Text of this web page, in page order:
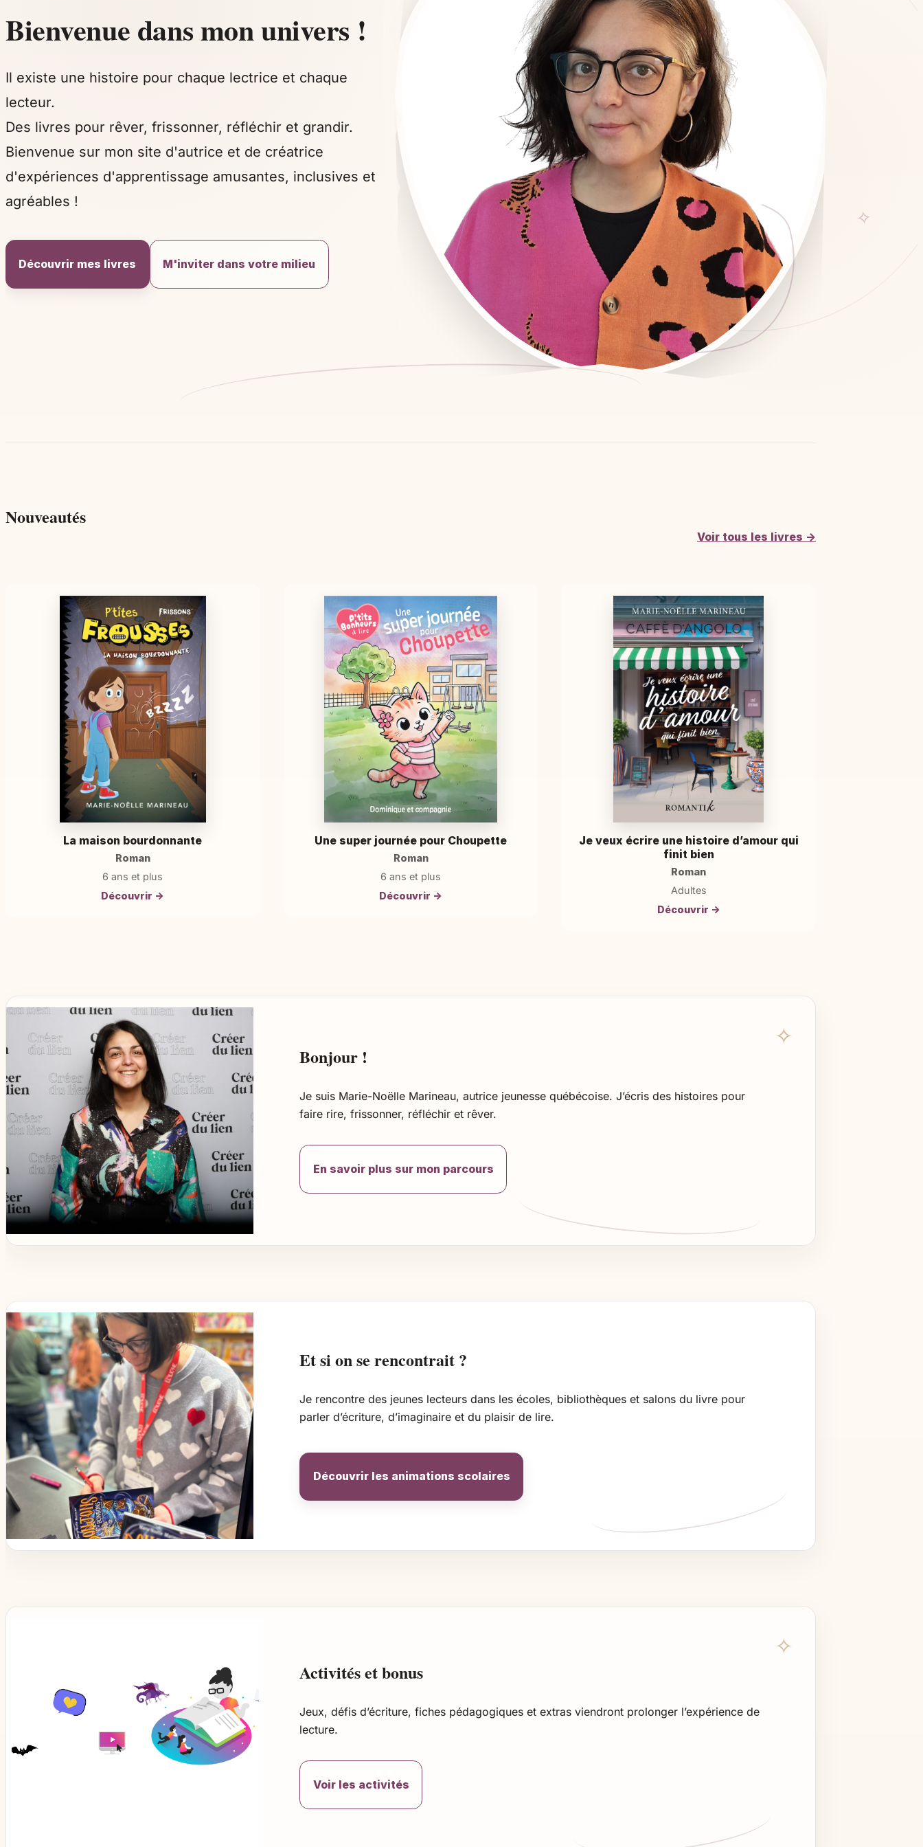
Bienvenue dans mon univers !
Il existe une histoire pour chaque lectrice et chaque
lecteur.
Des livres pour rêver, frissonner, réfléchir et grandir.
Bienvenue sur mon site d'autrice et de créatrice
d'expériences d'apprentissage amusantes, inclusives et
agréables !
Découvrir mes livres M'inviter dans votre milieu
Nouveautés
Voir tous les livres →
La maison bourdonnante
Roman
6 ans et plus
Découvrir →
Une super journée pour Choupette
Roman
6 ans et plus
Découvrir →
Je veux écrire une histoire d’amour qui
finit bien
Roman
Adultes
Découvrir →
Bonjour !
Je suis Marie-Noëlle Marineau, autrice jeunesse québécoise. J’écris des histoires pour
faire rire, frissonner, réfléchir et rêver.
En savoir plus sur mon parcours
Et si on se rencontrait ?
Je rencontre des jeunes lecteurs dans les écoles, bibliothèques et salons du livre pour
parler d’écriture, d’imaginaire et du plaisir de lire.
Découvrir les animations scolaires
Activités et bonus
Jeux, défis d’écriture, fiches pédagogiques et extras viendront prolonger l’expérience de
lecture.
Voir les activités